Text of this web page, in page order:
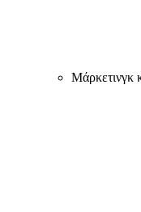
Μάρκετινγκ